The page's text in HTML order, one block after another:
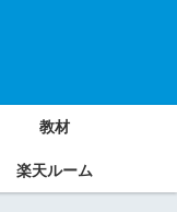
教材
楽天ルーム